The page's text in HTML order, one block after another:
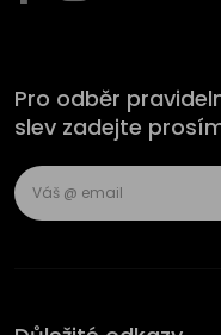
Pro odběr
slev zadejte